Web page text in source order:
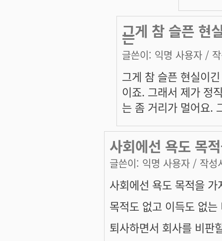
그게 참 슬픈 현
는
글쓴이: 익명 사용자 /
그게 참 슬픈 현실이
이죠. 그래서 제가 정
는 좀 거리가 멀어요.
사회에선 욕도 목
글쓴이: 익명 사용자 / 작성
사회에선 욕도 목적을
목적도 없고 이득도 없
퇴사하면서 회사를 비판